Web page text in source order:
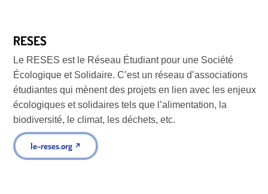
RESES
Le RESES est le Réseau Étudiant pour une Société
Écologique et Solidaire. C’est un réseau d’associations
étudiantes qui mènent des projets en lien avec les enjeux
écologiques et solidaires tels que l’alimentation, la
biodiversité, le climat, les déchets, etc.
le-reses.org ↗